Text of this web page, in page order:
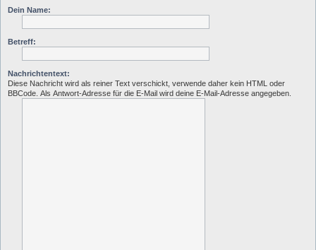
Dein Name:
Betreff:
Nachrichtentext:
Diese Nachricht wird als reiner Text verschickt, verwende daher kein HTML oder
BBCode. Als Antwort-Adresse für die E-Mail wird deine E-Mail-Adresse angegeben.